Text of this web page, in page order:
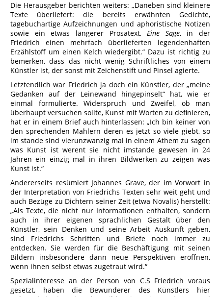
Die Herausgeber berichten weiters: „Daneben sind kleinere
Texte überliefert: die bereits erwähnten Gedichte,
tagebuchartige Aufzeichnungen und aphoristische Notizen
sowie ein etwas längerer Prosatext,Eine Sage, in der
Friedrich einen mehrfach überlieferten legendenhaften
Erzählstoff um einen Kelch wiedergibt.“ Dazu ist richtig zu
bemerken, dass das nicht wenig Schriftliches von einem
Künstler ist, der sonst mit Zeichenstift und Pinsel agierte.
Letztendlich war Friedrich ja doch ein Künstler, der „meine
Gedanken auf der Leinewand hingepinselt“ hat, wie er
einmal formulierte. Widerspruch und Zweifel, ob man
überhaupt versuchen sollte, Kunst mit Worten zu definieren,
hat er in einem Brief auch hinterlassen: „Ich bin keiner von
den sprechenden Mahlern deren es jetzt so viele giebt, so
im stande sind vierunzwanzig mal in einem Athem zu sagen
was Kunst ist werent sie nicht imstande gewesen in 24
Jahren ein einzig mal in ihren Bildwerken zu zeigen was
Kunst ist.“
Andererseits resümiert Johannes Grave, der im Vorwort in
der Interpretation von Friedrichs Texten sehr weit geht und
auch Bezüge zu Dichtern seiner Zeit (etwa Novalis) herstellt:
„Als Texte, die nicht nur Informationen enthalten, sondern
auch in ihrer eigenen sprachlichen Gestalt über den
Künstler, sein Denken und seine Arbeit Auskunft geben,
sind Friedrichs Schriften und Briefe noch immer zu
entdecken. Sie werden für die Beschäftigung mit seinen
Bildern insbesondere dann neue Perspektiven eröffnen,
wenn ihnen selbst etwas zugetraut wird.“
Spezialinteresse an der Person von C.S Friedrich voraus
gesetzt, haben die Bewunderer des Künstlers hier